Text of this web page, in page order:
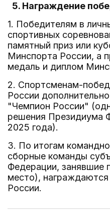
5. Награждение
1. Победителям в
спортивных
памятный приз или
Минспорта России, а
медаль и диплом
2. Спортсменам-
России
"Чемпион России"
решения Президиума
2025 года).
3. По итогам
сборные команды
Федерации, занявшие
место),
России.